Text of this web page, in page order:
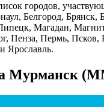
городов,
Белгород,
Магадан,
Пенза, Пермь,
Ярославль.
Мурманск